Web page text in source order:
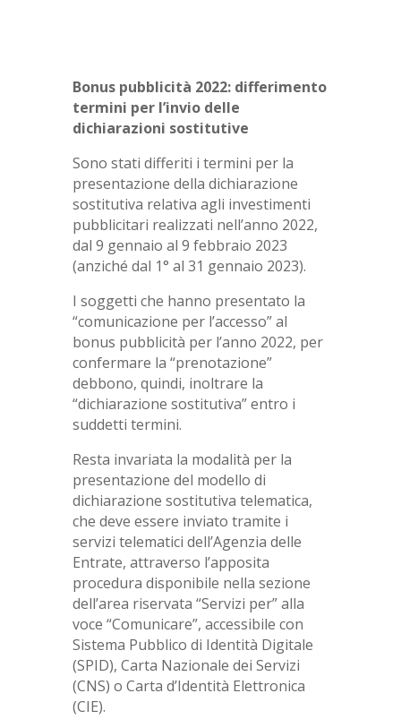
Bonus pubblicità 2022: differimento
termini per l’invio delle
dichiarazioni sostitutive
Sono stati differiti i termini per la
presentazione della dichiarazione
sostitutiva relativa agli investimenti
pubblicitari realizzati nell’anno 2022,
dal 9 gennaio al 9 febbraio 2023
(anziché dal 1° al 31 gennaio 2023).
I soggetti che hanno presentato la
“comunicazione per l’accesso” al
bonus pubblicità per l’anno 2022, per
confermare la “prenotazione”
debbono, quindi, inoltrare la
“dichiarazione sostitutiva” entro i
suddetti termini.
Resta invariata la modalità per la
presentazione del modello di
dichiarazione sostitutiva telematica,
che deve essere inviato tramite i
servizi telematici dell’Agenzia delle
Entrate, attraverso l’apposita
procedura disponibile nella sezione
dell’area riservata “Servizi per” alla
voce “Comunicare”, accessibile con
Sistema Pubblico di Identità Digitale
(SPID), Carta Nazionale dei Servizi
(CNS) o Carta d’Identità Elettronica
(CIE).